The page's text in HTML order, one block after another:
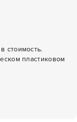
стоимость.
пластиковом